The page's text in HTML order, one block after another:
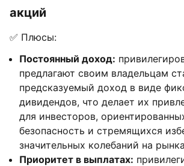
акций
✅ Плюсы:
Постоянный доход:
предлагают своим владельцам
предсказуемый доход в виде
дивидендов, что делает их
для инвесторов,
безопасность и стремящихся
значительных колебаний на
Приоритет в выплатах: